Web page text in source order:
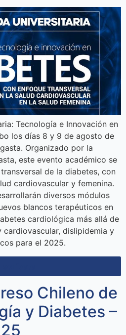
Tecnología e Innovación en
los días 8 y 9 de agosto de
Organizado por la
este evento académico se
de la diabetes, con
cardiovascular y femenina.
diversos módulos
blancos terapéuticos en
cardiológica más allá de
cardiovascular, dislipidemia y
para el 2025.
Chileno de
y Diabetes –